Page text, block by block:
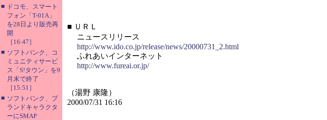
■ ドコモ、スマート
フォン「T-01A」
を28日より販売再
開
［16:47］
■ ソフトバンク、コ
ミュニティサービ
ス「S!タウン」を9
月末で終了
［15:51］
■ ソフトバンク、ブ
ランドキャラクタ
ーにSMAP
■ ＵＲＬ
ニュースリリース
http://www.ido.co.jp/release/news/20000731_2.html
ふれあいインターネット
http://www.fureai.or.jp/
（湯野 康隆）
2000/07/31 16:16